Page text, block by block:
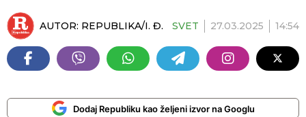
AUTOR: REPUBLIKA/I. Đ. SVET 27.03.2025 14:54
Dodaj Republiku kao željeni izvor na Googlu